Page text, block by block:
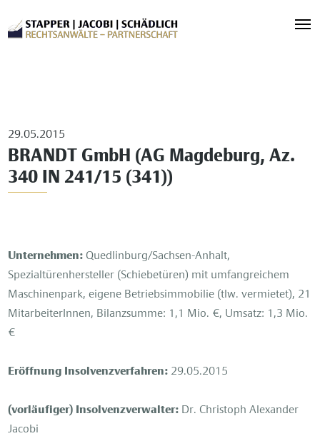
29.05.2015
BRANDT GmbH (AG Magdeburg, Az.
340 IN 241/15 (341))
Unternehmen: Quedlinburg/Sachsen-Anhalt,
Spezialtürenhersteller (Schiebetüren) mit umfangreichem
Maschinenpark, eigene Betriebsimmobilie (tlw. vermietet), 21
MitarbeiterInnen, Bilanzsumme: 1,1 Mio. €, Umsatz: 1,3 Mio.
€
Eröffnung Insolvenzverfahren: 29.05.2015
(vorläufiger) Insolvenzverwalter: Dr. Christoph Alexander
Jacobi